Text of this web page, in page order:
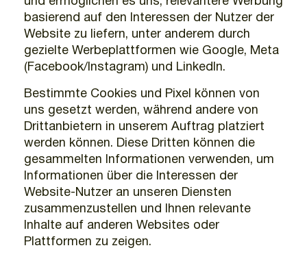
basierend auf den Interessen der Nutzer der
Website zu liefern, unter anderem durch
gezielte Werbeplattformen wie Google, Meta
(Facebook/Instagram) und LinkedIn.
Bestimmte Cookies und Pixel können von
uns gesetzt werden, während andere von
Drittanbietern in unserem Auftrag platziert
werden können. Diese Dritten können die
gesammelten Informationen verwenden, um
Informationen über die Interessen der
Website-Nutzer an unseren Diensten
zusammenzustellen und Ihnen relevante
Inhalte auf anderen Websites oder
Plattformen zu zeigen.